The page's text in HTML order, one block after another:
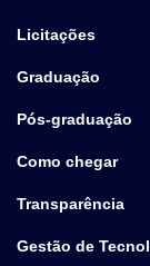
Licitações
Graduação
Pós-graduação
Como chegar
Transparência
Gestão de